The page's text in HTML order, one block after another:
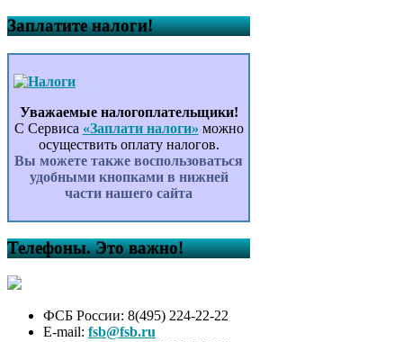
Заплатите налоги!
Уважаемые налогоплательщики!
С Сервиса «Заплати налоги» можно
осуществить оплату налогов.
Вы можете также воспользоваться
удобными кнопками в нижней
части нашего сайта
Телефоны. Это важно!
ФСБ России: 8(495) 224-22-22
E-mail: fsb@fsb.ru